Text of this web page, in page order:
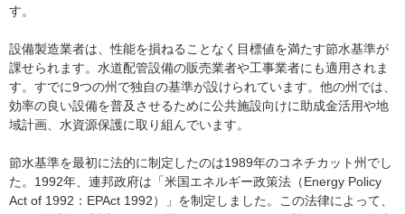
す。
設備製造業者は、性能を損ねることなく目標値を満たす節水基準が
課せられます。水道配管設備の販売業者や工事業者にも適用されま
す。すでに9つの州で独自の基準が設けられています。他の州では、
効率の良い設備を普及させるために公共施設向けに助成金活用や地
域計画、水資源保護に取り組んでいます。
節水基準を最初に法的に制定したのは1989年のコネチカット州でし
た。1992年、連邦政府は「米国エネルギー政策法（Energy Policy
Act of 1992：EPAct 1992）」を制定しました。この法律によって、